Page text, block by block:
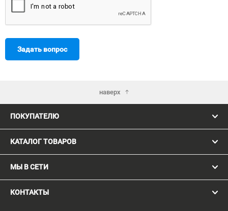
Задать вопрос
наверх
ПОКУПАТЕЛЮ
КАТАЛОГ ТОВАРОВ
МЫ В СЕТИ
КОНТАКТЫ